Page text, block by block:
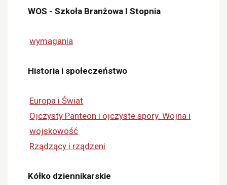
WOS - Szkoła Branżowa I Stopnia
wymagania
Historia i społeczeństwo
Europa i Świat
Ojczysty Panteon i ojczyste spory. Wojna i
wojskowość
Rządzący i rządzeni
Kółko dziennikarskie